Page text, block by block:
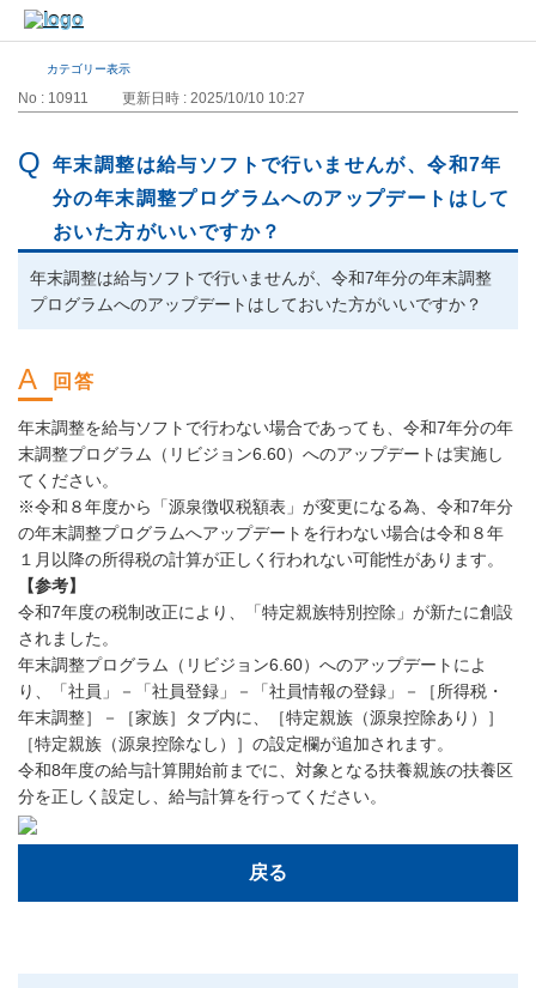
カテゴリー表示
No : 10911 更新日時 : 2025/10/10 10:27
年末調整は給与ソフトで行いませんが、令和7年
分の年末調整プログラムへのアップデートはして
おいた方がいいですか？
年末調整は給与ソフトで行いませんが、令和7年分の年末調整
プログラムへのアップデートはしておいた方がいいですか？
年末調整を給与ソフトで行わない場合であっても、令和7年分の年
末調整プログラム（リビジョン6.60）へのアップデートは実施し
てください。
※令和８年度から「源泉徴収税額表」が変更になる為、令和7年分
の年末調整プログラムへアップデートを行わない場合は令和８年
１月以降の所得税の計算が正しく行われない可能性があります。
【参考】
令和7年度の税制改正により、「特定親族特別控除」が新たに創設
されました。
年末調整プログラム（リビジョン6.60）へのアップデートによ
り、「社員」－「社員登録」－「社員情報の登録」－［所得税・
年末調整］－［家族］タブ内に、［特定親族（源泉控除あり）］
［特定親族（源泉控除なし）］の設定欄が追加されます。
令和8年度の給与計算開始前までに、対象となる扶養親族の扶養区
分を正しく設定し、給与計算を行ってください。
戻る